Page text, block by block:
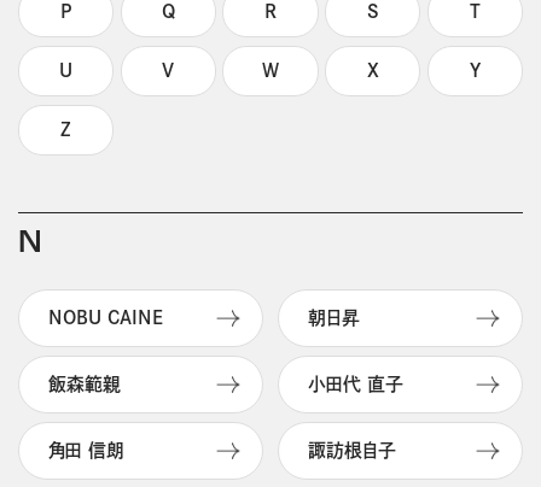
P Q R S T
U V W X Y
Z
N
NOBU CAINE 朝日昇
飯森範親 小田代 直子
角田 信朗 諏訪根自子